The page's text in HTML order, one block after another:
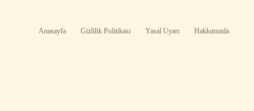
Anasayfa Gizlilik Politikası Yasal Uyarı Hakkımızda